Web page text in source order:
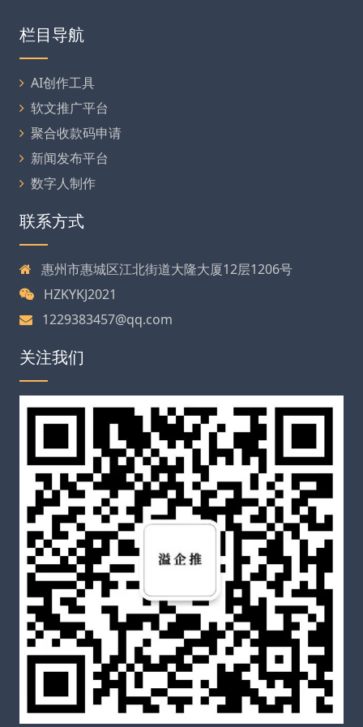
栏目导航
AI创作工具
软文推广平台
聚合收款码申请
新闻发布平台
数字人制作
联系方式
惠州市惠城区江北街道大隆大厦12层1206号
HZKYKJ2021
1229383457@qq.com
关注我们